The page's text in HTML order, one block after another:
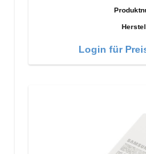
Login für